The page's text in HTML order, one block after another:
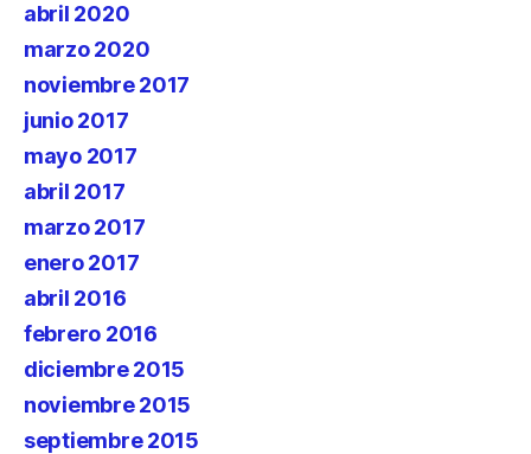
abril 2020
marzo 2020
noviembre 2017
junio 2017
mayo 2017
abril 2017
marzo 2017
enero 2017
abril 2016
febrero 2016
diciembre 2015
noviembre 2015
septiembre 2015